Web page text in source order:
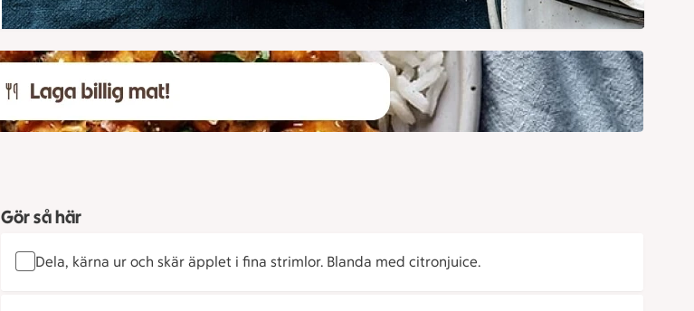
Gör så här
Dela, kärna ur och skär äpplet i fina strimlor. Blanda med citronjuice.